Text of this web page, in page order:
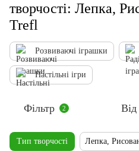
творчості: Лепка,
Trefl
Розвиваючі іграшки
Настільні ігри
Фільтр 2
Тип творчості Лепка,